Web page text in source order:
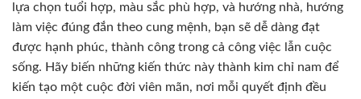
lựa chọn tuổi hợp, màu sắc phù hợp, và hướng nhà, hướng
làm việc đúng đắn theo cung mệnh, bạn sẽ dễ dàng đạt
được hạnh phúc, thành công trong cả công việc lẫn cuộc
sống. Hãy biến những kiến thức này thành kim chỉ nam để
kiến tạo một cuộc đời viên mãn, nơi mỗi quyết định đều